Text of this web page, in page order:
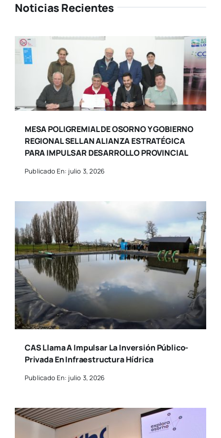
Noticias Recientes
MESA POLIGREMIAL DE OSORNO Y GOBIERNO
REGIONAL SELLAN ALIANZA ESTRATÉGICA
PARA IMPULSAR DESARROLLO PROVINCIAL
Publicado En: julio 3, 2026
CAS Llama A Impulsar La Inversión Público-
Privada En Infraestructura Hídrica
Publicado En: julio 3, 2026